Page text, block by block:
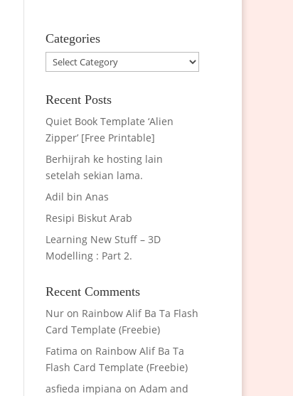
Categories
Categories
Recent Posts
Quiet Book Template ‘Alien
Zipper’ [Free Printable]
Berhijrah ke hosting lain
setelah sekian lama.
Adil bin Anas
Resipi Biskut Arab
Learning New Stuff – 3D
Modelling : Part 2.
Recent Comments
Nur on Rainbow Alif Ba Ta Flash
Card Template (Freebie)
Fatima on Rainbow Alif Ba Ta
Flash Card Template (Freebie)
asfieda impiana onAdam and